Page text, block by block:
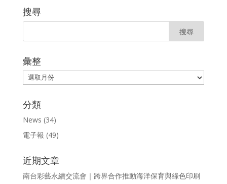
搜尋
彙整
彙
整
分類
News (34)
電子報 (49)
近期文章
南台彩藝永續交流會｜跨界合作推動海洋保育與綠色印刷